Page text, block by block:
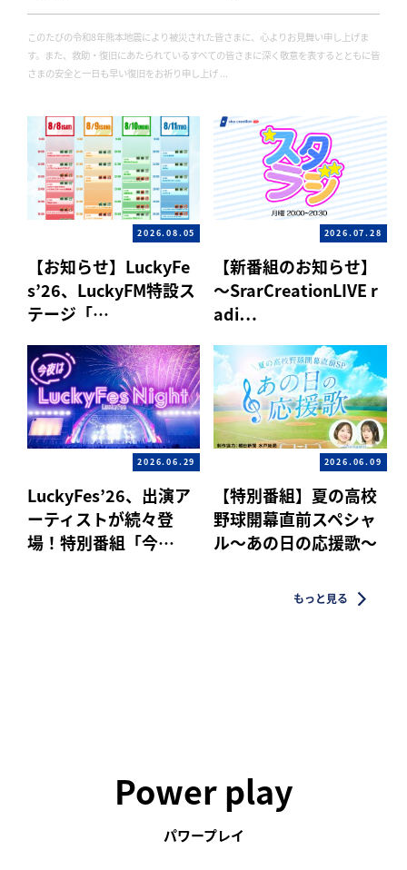
このたびの令和8年熊本地震により被災された皆さまに、心よりお見舞い申し上げま
す。また、救助・復旧にあたられているすべての皆さまに深く敬意を表するとともに皆
さまの安全と一日も早い復旧をお祈り申し上げ ...
2026.08.05
【お知らせ】LuckyFe
s’26、LuckyFM特設ス
テージ「…
2026.07.28
【新番組のお知らせ】
～SrarCreationLIVE r
adi…
2026.06.29
LuckyFes’26、出演ア
ーティストが続々登
場！特別番組「今…
2026.06.09
【特別番組】夏の高校
野球開幕直前スペシャ
ル〜あの日の応援歌〜
もっと見る
Power play
パワープレイ